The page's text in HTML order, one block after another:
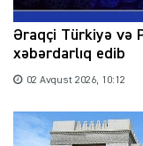
Əraqçi Türkiyə və
xəbərdarlıq edib
02 Avqust 2026, 10:12